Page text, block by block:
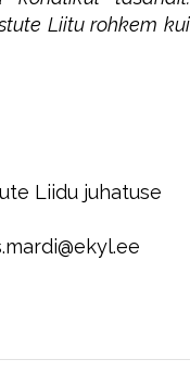
Liitu rohkem kui
Liidu juhatuse